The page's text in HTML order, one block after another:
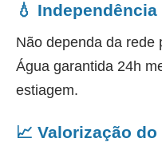
💧
Não dependa da rede
Água garantida 24h
estiagem.
📈 Valorização